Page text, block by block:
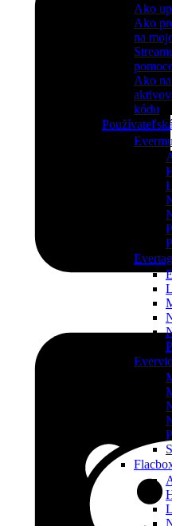
Ako
Ako
na
Ako
kódu
Evertag